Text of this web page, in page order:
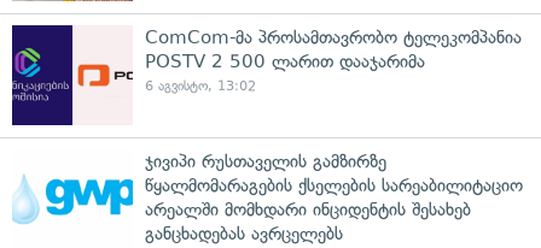
ComCom-მა პროსამთავრობო ტელეკომპანია
POSTV 2 500 ლარით დააჯარიმა
6 აგვისტო, 13:02
ჯივიპი რუსთაველის გამზირზე
წყალმომარაგების ქსელების სარეაბილიტაციო
არეალში მომხდარი ინციდენტის შესახებ
განცხადებას ავრცელებს